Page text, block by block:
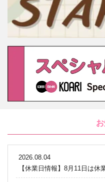
2026.08.04
【休業日情報】8月11日は休